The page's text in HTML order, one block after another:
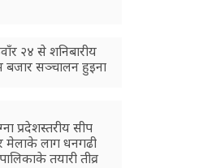
२४ से शनिबारीय
बजार सञ्चालन हुइना
प्रदेशस्तरीय सीप
मेलाके लाग धनगढी
तयारी तीव्र